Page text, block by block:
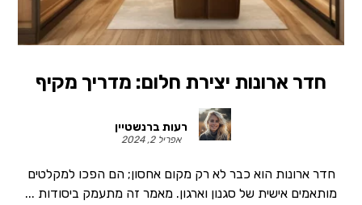
חדר ארונות יצירת חלום: מדריך מקיף
רעות ברנשטיין
אפריל 2, 2024
חדר ארונות הוא כבר לא רק מקום אחסון; הם הפכו למקלטים
מותאמים אישית של סגנון וארגון. מאמר זה מתעמק ביסודות ...